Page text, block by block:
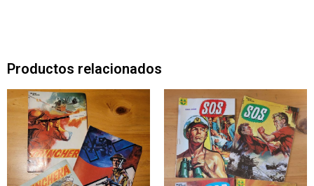
Productos relacionados